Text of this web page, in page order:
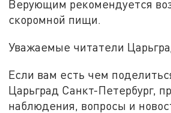
Верующим рекомендуется
скоромной пищи.
Уважаемые читатели
Если вам есть чем
Царьград Санкт-Петербург,
наблюдения, вопросы и